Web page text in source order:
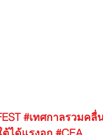
#เทศกาลรวมคลื่